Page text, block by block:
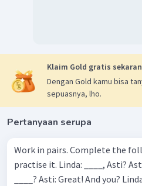
Klaim Gold gratis
Dengan Gold kamu bisa
sepuasnya, lho.
Pertanyaan serupa
Work in pairs. Complete the
practise it. Linda: ____, Asti? Asti: Good evening. Linda:
____? Asti: